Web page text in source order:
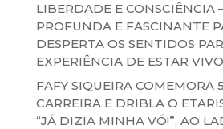
LIBERDADE E CONSCIÊNCIA
PROFUNDA E FASCINANTE
DESPERTA OS SENTIDOS
EXPERIÊNCIA DE ESTAR VIVO
FAFY SIQUEIRA COMEMORA
CARREIRA E DRIBLA O
“JÁ DIZIA MINHA VÓ!”, AO